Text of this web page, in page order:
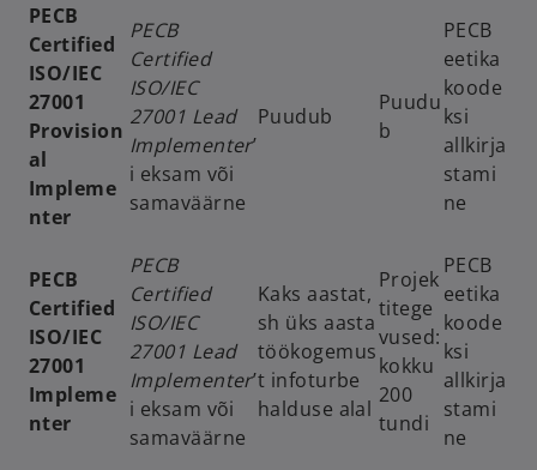
PECB
Certified
ISO/IEC
27001
Provision
al
Impleme
nter
PECB
Certified
ISO/IEC
27001 Lead
Implementer’
i eksam või
samaväärne
Puudub
Puudu
b
PECB
eetika
koode
ksi
allkirja
stami
ne
PECB
Certified
ISO/IEC
27001
Impleme
nter
PECB
Certified
ISO/IEC
27001 Lead
Implementer’
i eksam või
samaväärne
Kaks aastat,
sh üks aasta
töökogemus
t infoturbe
halduse alal
Projek
titege
vused:
kokku
200
tundi
PECB
eetika
koode
ksi
allkirja
stami
ne